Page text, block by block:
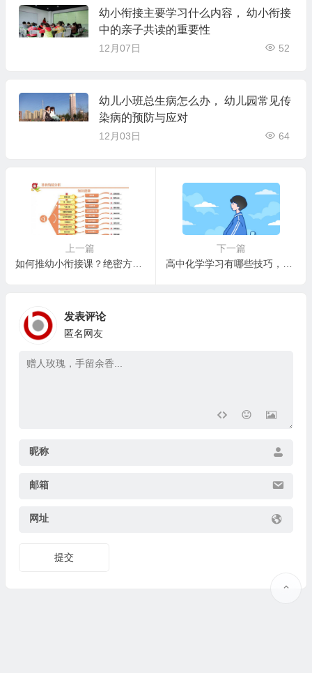
幼小衔接主要学习什么内容， 幼小衔接
中的亲子共读的重要性
12月07日 52
幼儿小班总生病怎么办， 幼儿园常见传
染病的预防与应对
12月03日 64
上一篇
如何推幼小衔接课？绝密方法揭晓，幼小衔接课程轻松搞定，成绩直逼巅峰？
下一篇
发表评论
匿名网友
昵称
邮箱
网址
提交